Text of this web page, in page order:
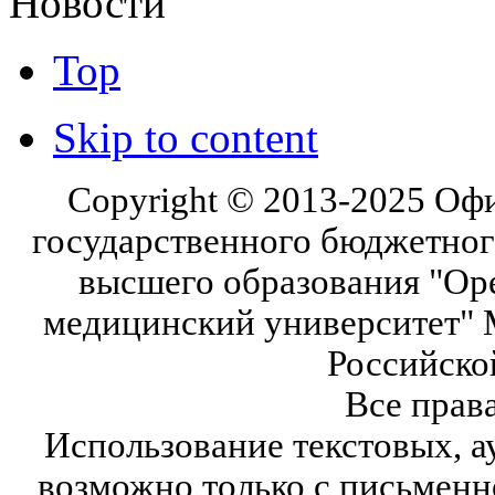
Top
Skip to content
Copyright © 2013-2025
государственного
высшего образования
медицинский университет"
Все
Использование текстовых,
возможно только с